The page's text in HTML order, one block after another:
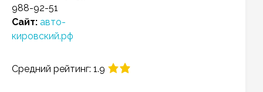
988-92-51
Сайт: авто-
кировский.рф
Средний рейтинг: 1.9